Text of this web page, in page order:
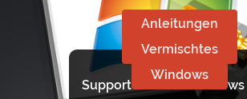
Supportende für Windows
Anleitungen
Vermischtes
Windows